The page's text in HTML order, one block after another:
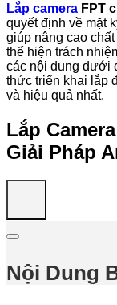
Lắp camera FPT
quyết định về mặt
giúp nâng cao
thể hiện trách
các nội dung dưới
thức triển khai lắp
và hiệu quả nhất.
Lắp
Giải Pháp
Nội Dung